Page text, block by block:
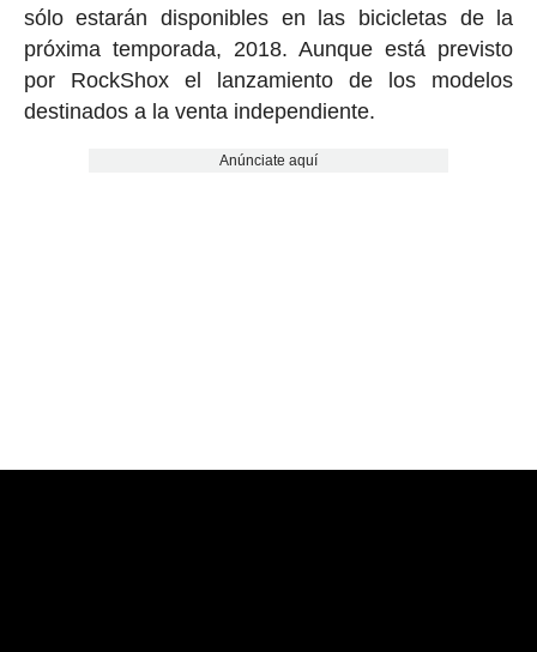
sólo estarán disponibles en las bicicletas de la
próxima temporada, 2018. Aunque está previsto
por RockShox el lanzamiento de los modelos
destinados a la venta independiente.
Anúnciate aquí